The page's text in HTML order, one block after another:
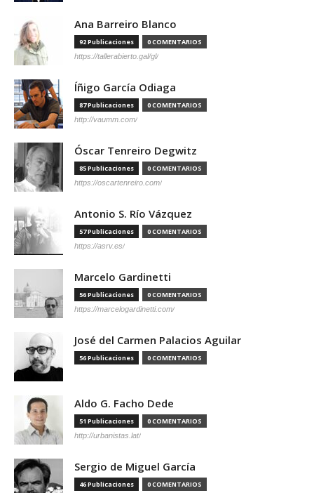
Ana Barreiro Blanco
92 Publicaciones 0 COMENTARIOS
https://tallerabierto.gal/gl/
Íñigo García Odiaga
87 Publicaciones 0 COMENTARIOS
http://vaumm.com/
Óscar Tenreiro Degwitz
85 Publicaciones 0 COMENTARIOS
https://oscartenreiro.com/
Antonio S. Río Vázquez
57 Publicaciones 0 COMENTARIOS
https://asrv.es/
Marcelo Gardinetti
56 Publicaciones 0 COMENTARIOS
https://marcelogardinetti.com/
José del Carmen Palacios Aguilar
56 Publicaciones 0 COMENTARIOS
Aldo G. Facho Dede
51 Publicaciones 0 COMENTARIOS
http://urbanistas.lat/
Sergio de Miguel García
46 Publicaciones 0 COMENTARIOS